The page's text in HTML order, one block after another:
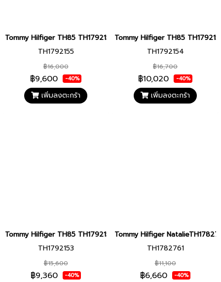
Tommy Hilfiger TH85 TH1792155 Men’s Watch
TH1792155
฿16,000
฿9,600 -40%
เพิ่มลงตะกร้า
Tommy Hilfiger TH85
TH1792154
฿16,700
฿10,020 -40%
เพิ่มลงตะกร้า
Tommy Hilfiger TH85 TH1792153 Men’s Watch
TH1792153
฿15,600
฿9,360 -40%
Tommy Hilfiger
TH1782761
฿11,100
฿6,660 -40%